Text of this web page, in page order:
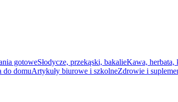
gotoweSłodycze, przekąski, bakalieKawa, herbata,
do domuArtykuły biurowe i szkolneZdrowie i